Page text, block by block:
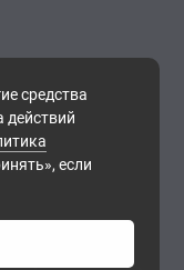
средства
действий
если